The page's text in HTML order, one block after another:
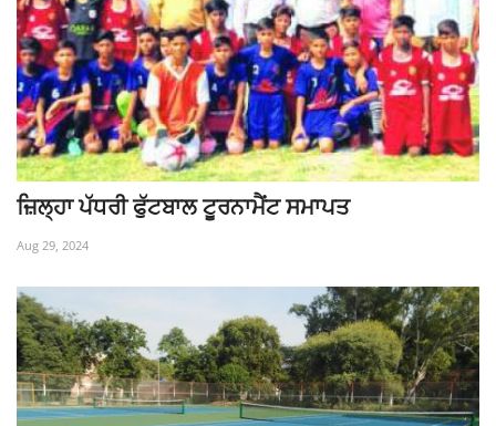
ਜ਼ਿਲ੍ਹਾ ਪੱਧਰੀ ਫੁੱਟਬਾਲ ਟੂਰਨਾਮੈਂਟ ਸਮਾਪਤ
Aug 29, 2024